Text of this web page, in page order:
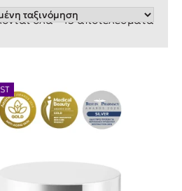
όλα - 13 αποτελέσματα